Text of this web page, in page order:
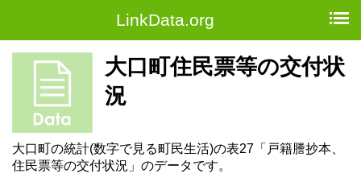
LinkData.org
大口町住民票等の交付状
況
大口町の統計(数字で見る町民生活)の表27「戸籍謄抄本、
住民票等の交付状況」のデータです。